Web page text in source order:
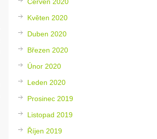
Květen 2020
Duben 2020
Březen 2020
Únor 2020
Leden 2020
Prosinec 2019
Listopad 2019
Říjen 2019